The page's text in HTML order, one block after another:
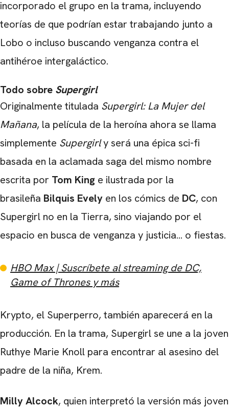
incorporado el grupo en la trama, incluyendo
teorías de que podrían estar trabajando junto a
Lobo o incluso buscando venganza contra el
antihéroe intergaláctico.
Todo sobre Supergirl
Originalmente titulada Supergirl: La Mujer del
Mañana, la película de la heroína ahora se llama
simplemente Supergirly será una épica sci-fi
basada en la aclamada saga del mismo nombre
escrita por Tom King e ilustrada por la
brasileña Bilquis Evely en los cómics de DC, con
Supergirl no en la Tierra, sino viajando por el
espacio en busca de venganza y justicia... o fiestas.
HBO Max | Suscríbete al streaming de DC,
Game of Thrones y más
Krypto, el Superperro, también aparecerá en la
producción. En la trama, Supergirl se une a la joven
Ruthye Marie Knoll para encontrar al asesino del
padre de la niña, Krem.
Milly Alcock, quien interpretó la versión más joven
CARREGANDO PUBLICIDADE